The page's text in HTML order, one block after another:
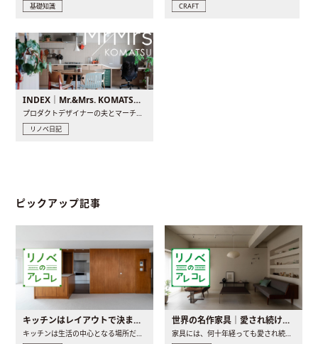
基礎知識 CRAFT
INDEX｜Mr.&Mrs. KOMATSU renovation diary
リノベ日記
ピックアップ記事
キッチンはレイアウトで決まる。後悔しないための考え方と選び方
キッチンは生活の中心となる場所だからこそ、家の中のどこに置..
世界の名作家具｜愛され続ける理由と一生モノとの出会い方
家具には、何十年経っても愛され続ける「名作」と呼ばれるもの..